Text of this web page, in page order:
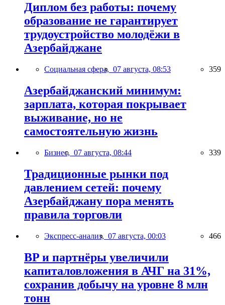
Диплом без работы: почему
образование не гарантирует
трудоустройство молодёжи в
Азербайджане
Социальная сфера, 07 августа, 08:53 359
Азербайджанский минимум:
зарплата, которая покрывает
выживание, но не
самостоятельную жизнь
Бизнес, 07 августа, 08:44 339
Традиционные рынки под
давлением сетей: почему
Азербайджану пора менять
правила торговли
Экспресс-анализ, 07 августа, 00:03 466
BP и партнёры увеличили
капиталовложения в АЧГ на 31%,
сохранив добычу на уровне 8 млн
тонн